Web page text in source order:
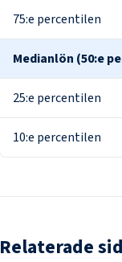
75:e percentilen
Medianlön (50:e
25:e percentilen
10:e percentilen
Relaterade